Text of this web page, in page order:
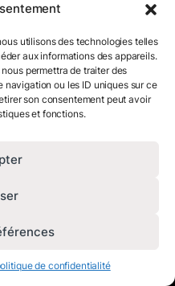
utilisons des technologies telles
aux informations des appareils.
permettra de traiter des
ou les ID uniques sur ce
son consentement peut avoir
et fonctions.
de confidentialité